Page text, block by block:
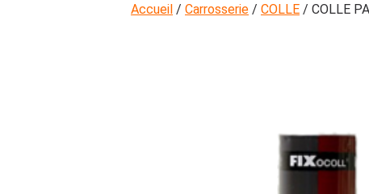
Accueil / Carrosserie / COLLE / COLLE